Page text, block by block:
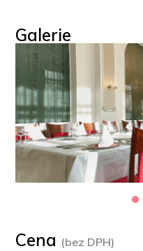
Galerie
Cena (bez DPH)